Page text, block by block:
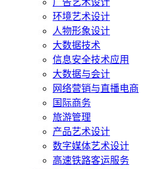
广告艺术设计
环境艺术设计
人物形象设计
大数据技术
信息安全技术应用
大数据与会计
网络营销与直播电商
国际商务
旅游管理
产品艺术设计
数字媒体艺术设计
高速铁路客运服务